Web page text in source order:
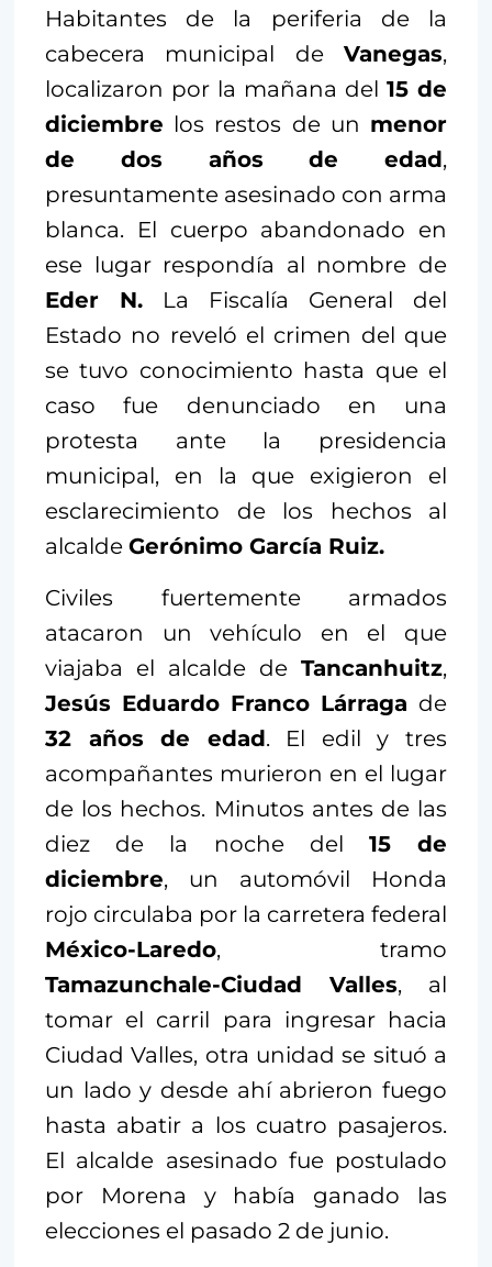
Habitantes de la periferia de la
cabecera municipal de Vanegas,
localizaron por la mañana del 15 de
diciembre los restos de un menor
de dos años de edad,
presuntamente asesinado con arma
blanca. El cuerpo abandonado en
ese lugar respondía al nombre de
Eder N. La Fiscalía General del
Estado no reveló el crimen del que
se tuvo conocimiento hasta que el
caso fue denunciado en una
protesta ante la presidencia
municipal, en la que exigieron el
esclarecimiento de los hechos al
alcalde Gerónimo García Ruiz.
Civiles fuertemente armados
atacaron un vehículo en el que
viajaba el alcalde de Tancanhuitz,
Jesús Eduardo Franco Lárraga de
32 años de edad. El edil y tres
acompañantes murieron en el lugar
de los hechos. Minutos antes de las
diez de la noche del 15 de
diciembre, un automóvil Honda
rojo circulaba por la carretera federal
México-Laredo, tramo
Tamazunchale-Ciudad Valles, al
tomar el carril para ingresar hacia
Ciudad Valles, otra unidad se situó a
un lado y desde ahí abrieron fuego
hasta abatir a los cuatro pasajeros.
El alcalde asesinado fue postulado
por Morena y había ganado las
elecciones el pasado 2 de junio.